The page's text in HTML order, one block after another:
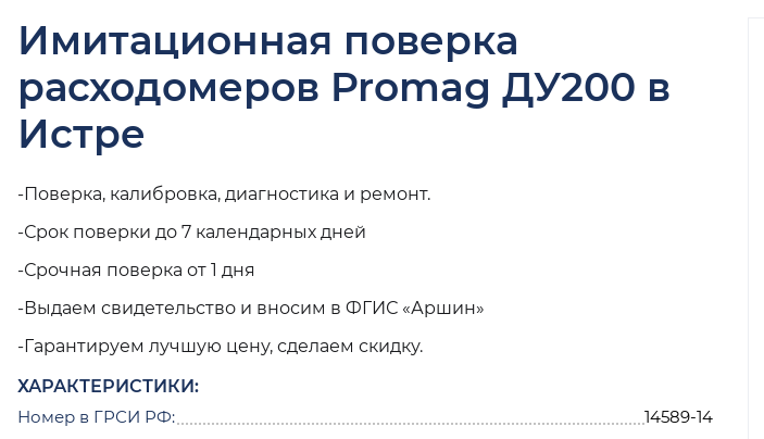
Имитационная поверка
расходомеров Promag ДУ200 в
Истре
-Поверка, калибровка, диагностика и ремонт.
-Срок поверки до 7 календарных дней
-Срочная поверка от 1 дня
-Выдаем свидетельство и вносим в ФГИС «Аршин»
-Гарантируем лучшую цену, сделаем скидку.
ХАРАКТЕРИСТИКИ:
Номер в ГРСИ РФ:
14589-14